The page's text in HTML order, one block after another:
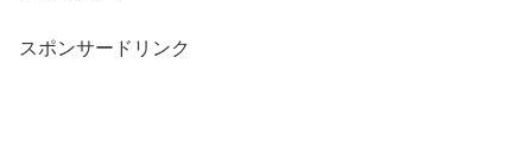
スポンサードリンク